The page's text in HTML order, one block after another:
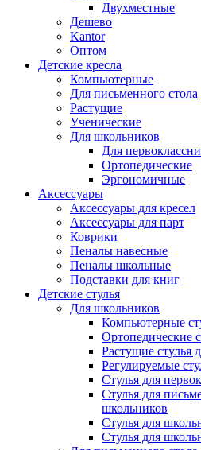
Двухместные
Дешево
Kantor
Оптом
Детские кресла
Компьютерные
Для письменного стола
Растущие
Ученические
Для школьников
Для
Ортопедические
Эргономичные
Аксессуары
Аксессуары для кресел
Аксессуары для парт
Коврики
Пеналы навесные
Пеналы школьные
Подставки для книг
Детские стулья
Для школьников
Компьютерные
Ортопедические
Растущие стулья
Регулируемые
Стулья для
Стулья для
школьников
Стулья для
Стулья для